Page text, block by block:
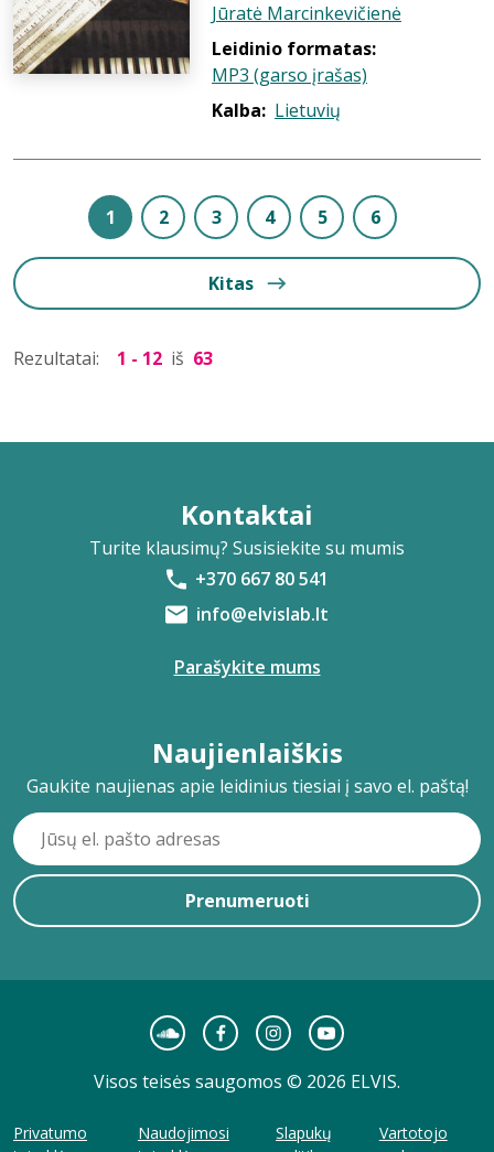
Jūratė Marcinkevičienė
Leidinio formatas:
MP3 (garso įrašas)
Kalba: Lietuvių
1 2 3 4 5 6
Kitas
Rezultatai: 1 - 12 iš 63
Kontaktai
Turite klausimų? Susisiekite su mumis
+370 667 80 541
info@elvislab.lt
Parašykite mums
Naujienlaiškis
Gaukite naujienas apie leidinius tiesiai į savo el. paštą!
Prenumeruoti
Visos teisės saugomos © 2026 ELVIS.
Privatumo
Naudojimosi
Slapukų
Vartotojo